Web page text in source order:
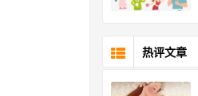
热评文章